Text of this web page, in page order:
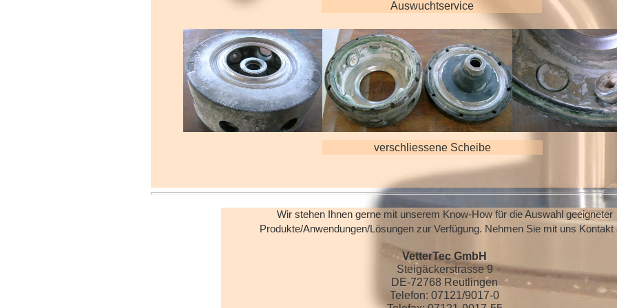
Auswuchtservice
verschliessene Scheibe
Wir stehen Ihnen gerne mit unserem Know-How für die Auswahl geeigneter
Produkte/Anwendungen/Lösungen zur Verfügung. Nehmen Sie mit uns Kontakt
VetterTec GmbH
Steigäckerstrasse 9
DE-72768 Reutlingen
Telefon: 07121/9017-0